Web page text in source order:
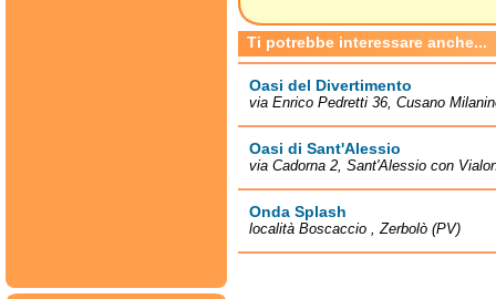
Ti potrebbe interessare anche...
Oasi del Divertimento
via Enrico Pedretti 36, Cusano
Oasi di Sant'Alessio
via Cadorna 2, Sant'Alessio con
Onda Splash
località Boscaccio , Zerbolò (PV)